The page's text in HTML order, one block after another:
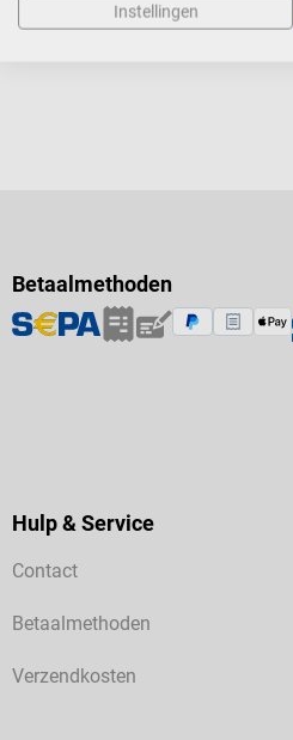
Betaalmethoden
Hulp & Service
Contact
Betaalmethoden
Verzendkosten
Instellingen